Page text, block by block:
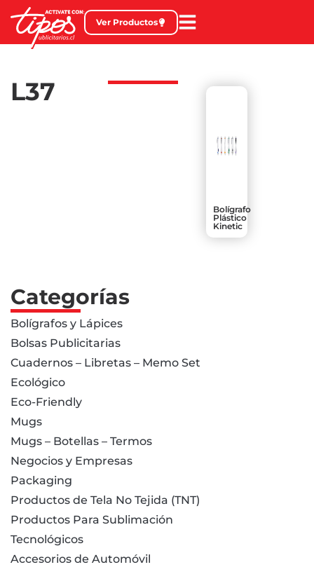
Ver Productos
L37
Bolígrafo
Plástico
Kinetic
Categorías
Bolígrafos y Lápices
Bolsas Publicitarias
Cuadernos – Libretas – Memo Set
Ecológico
Eco-Friendly
Mugs
Mugs – Botellas – Termos
Negocios y Empresas
Packaging
Productos de Tela No Tejida (TNT)
Productos Para Sublimación
Tecnológicos
Accesorios de Automóvil